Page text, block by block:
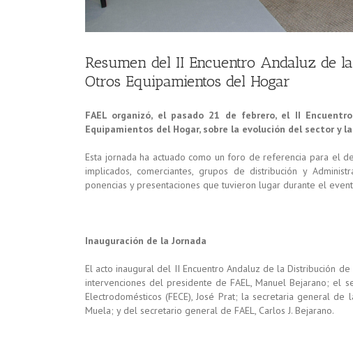
Resumen del II Encuentro Andaluz de
Otros Equipamientos del Hogar
FAEL organizó, el pasado 21 de febrero, el II
Equipamientos del Hogar, sobre la evolución del sector y
Esta jornada ha actuado como un foro de referencia para el
implicados, comerciantes, grupos de distribución y
ponencias y presentaciones que tuvieron lugar durante el
Inauguración de la Jornada
El acto inaugural del II Encuentro Andaluz de la Distribución
intervenciones del presidente de FAEL, Manuel Bejarano; el
Electrodomésticos (FECE), José Prat; la secretaria general de
Muela; y del secretario general de FAEL, Carlos J. Bejarano.